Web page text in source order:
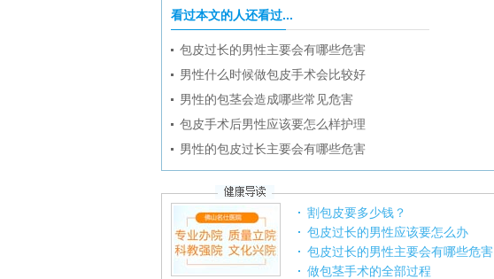
看过本文的人还看过...
包皮过长的男性主要会有哪些危害
男性什么时候做包皮手术会比较好
男性的包茎会造成哪些常见危害
包皮手术后男性应该要怎么样护理
男性的包皮过长主要会有哪些危害
割包皮要多少钱？
包皮过长的男性应该要怎么办
包皮过长的男性主要会有哪些危害
做包茎手术的全部过程